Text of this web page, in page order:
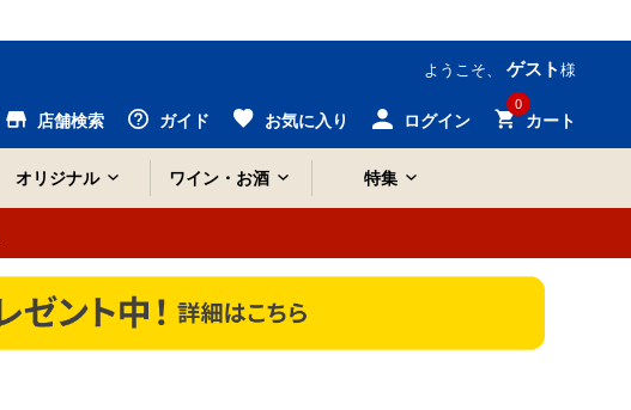
ようこそ、 ゲスト 様
店舗検索 ガイド お気に入り ログイン
0
カート
オリジナル ワイン・お酒 特集